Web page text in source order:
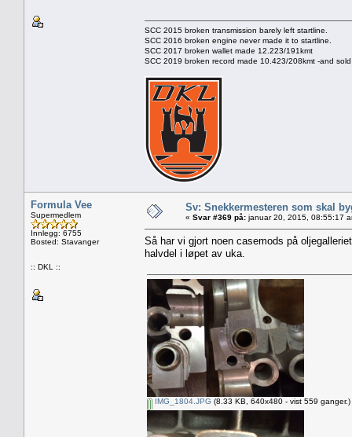
SCC 2015 broken transmission barely left startline.
SCC 2016 broken engine never made it to startline.
SCC 2017 broken wallet made 12.223/191kmt
SCC 2019 broken record made 10.423/208kmt -and
Formula Vee
Supermedlem
Innlegg: 6755
Bosted: Stavanger
:: DKL ::
Sv: Snekkermesteren som skal
« Svar #369 på: januar 20, 2015, 08:55:17
Så har vi gjort noen casemods på
halvdel i løpet av uka.
IMG_1804.JPG (8.33 KB, 640x480 - vist 559 ganger.)